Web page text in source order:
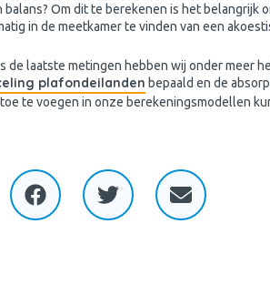
balans? Om dit te berekenen is het belangrijk
in de meetkamer te vinden van een
de laatste metingen hebben wij onder meer
plafondeilanden bepaald en de
te voegen in onze berekeningsmodellen